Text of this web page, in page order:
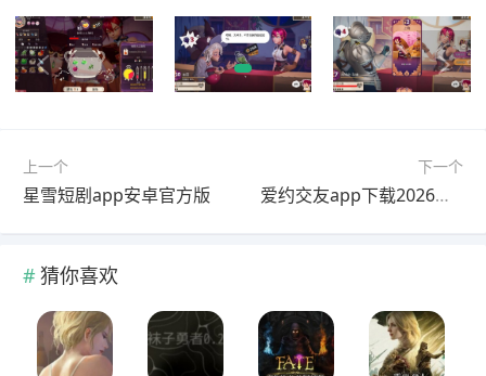
上一个
星雪短剧app安卓官方版
下一个
爱约交友app下载2026最新版
猜你喜欢